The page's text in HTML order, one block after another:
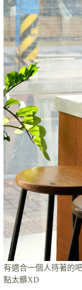
有適合一個人待著的
點太髒XD